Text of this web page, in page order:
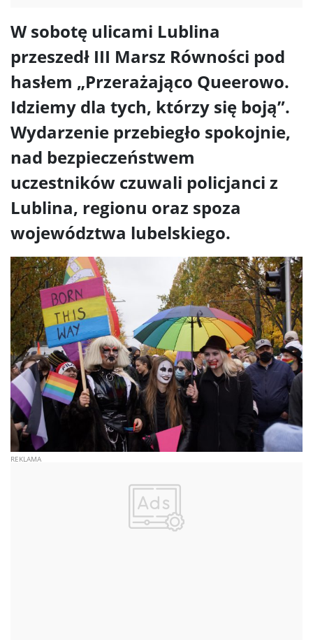
W sobotę ulicami Lublina
przeszedł III Marsz Równości pod
hasłem „Przerażająco Queerowo.
Idziemy dla tych, którzy się boją”.
Wydarzenie przebiegło spokojnie,
nad bezpieczeństwem
uczestników czuwali policjanci z
Lublina, regionu oraz spoza
województwa lubelskiego.